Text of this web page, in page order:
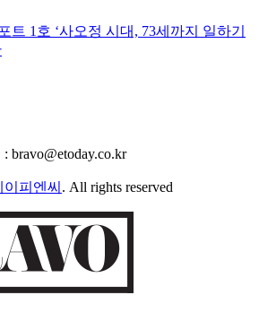
트 1호 ‘사오정 시대, 73세까지 일하기
bravo@etoday.co.kr
피엔씨 . All rights reserved